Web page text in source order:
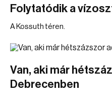
Folytatódik a
A Kossuth téren.
Van, aki már
Debrecenben